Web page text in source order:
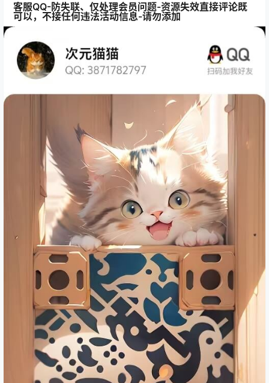
客服QQ-防失联、仅处理会员问题-资源失效直接评论既
可以，不接任何违法活动信息-请勿添加